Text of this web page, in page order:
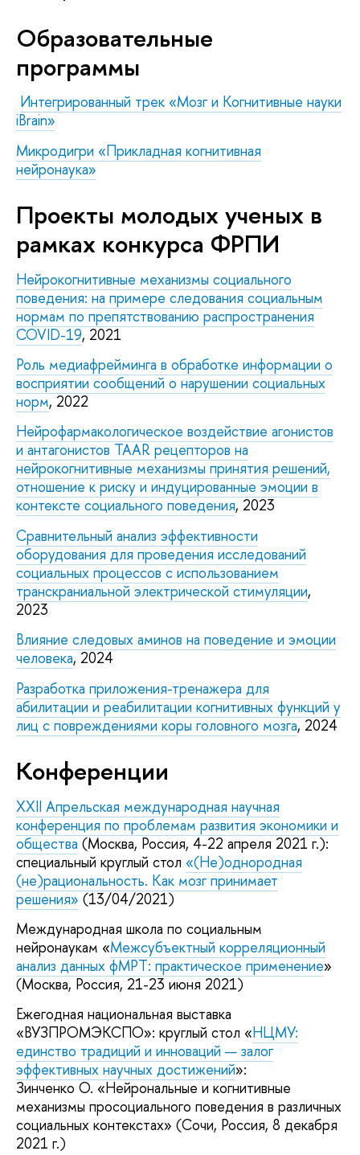
Образовательные
программы
Интегрированный трек «Мозг и Когнитивные науки
iBrain»
Микродигри «Прикладная когнитивная
нейронаука»
Проекты молодых ученых в
рамках конкурса ФРПИ
Нейрокогнитивные механизмы социального
поведения: на примере следования социальным
нормам по препятствованию распространения
COVID-19, 2021
Роль медиафрейминга в обработке информации о
восприятии сообщений о нарушении социальных
норм, 2022
Нейрофармакологическое воздействие агонистов
и антагонистов TAAR рецепторов на
нейрокогнитивные механизмы принятия решений,
отношение к риску и индуцированные эмоции в
контексте социального поведения, 2023
Сравнительный анализ эффективности
оборудования для проведения исследований
социальных процессов с использованием
транскраниальной электрической стимуляции,
2023
Влияние следовых аминов на поведение и эмоции
человека, 2024
Разработка приложения-тренажера для
абилитации и реабилитации когнитивных функций у
лиц с повреждениями коры головного мозга, 2024
Конференции
XXII Апрельская международная научная
конференция по проблемам развития экономики и
общества (Москва, Россия, 4-22 апреля 2021 г.):
специальный круглый стол «(Не)однородная
(не)рациональность. Как мозг принимает
решения» (13/04/2021)
Международная школа по социальным
нейронаукам «Межсубъектный корреляционный
анализ данных фМРТ: практическое применение»
(Москва, Россия, 21-23 июня 2021)
Ежегодная национальная выставка
«ВУЗПРОМЭКСПО»: круглый стол «НЦМУ:
единство традиций и инноваций — залог
эффективных научных достижений»:
Зинченко О. «Нейрональные и когнитивные
механизмы просоциального поведения в различных
социальных контекстах» (Сочи, Россия, 8 декабря
2021 г.)